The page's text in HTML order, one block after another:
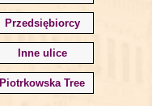
Przedsiębiorcy
Inne ulice
Piotrkowska Tree